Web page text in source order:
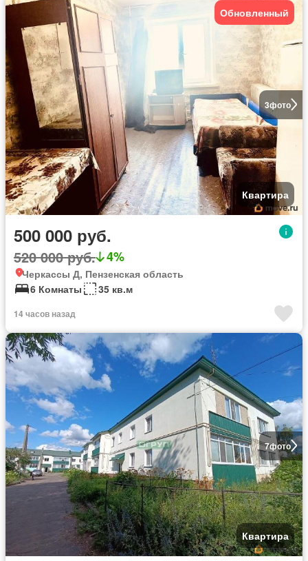
3фото
Обновленный
Квартира
500 000 руб.
520 000 руб. 4%
Черкассы Д, Пензенская область
6 Комнаты
35 кв.м
14 часов назад
7фото
Квартира